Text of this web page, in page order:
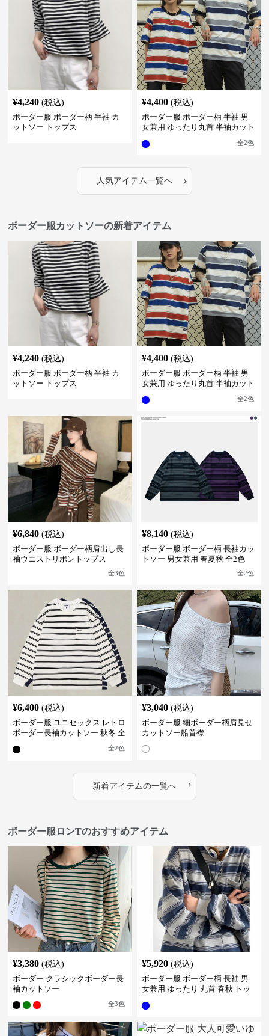
¥4,240 (税込)
ボーダー服 ボーダー柄 半袖 カ
ットソー トップス
¥4,400 (税込)
ボーダー服 ボーダー柄 半袖 男
女兼用 ゆったり丸首 半袖カット
全2色
人気アイテム一覧へ ›
ボーダー服カットソーの新着アイテム
¥4,240 (税込)
ボーダー服 ボーダー柄 半袖 カ
ットソー トップス
¥4,400 (税込)
ボーダー服 ボーダー柄 半袖 男
女兼用 ゆったり丸首 半袖カット
全2色
¥6,840 (税込)
ボーダー服 ボーダー柄肩出し長
袖ウエストリボントップス
全3色
¥8,140 (税込)
ボーダー服 ボーダー柄 長袖カッ
トソー 男女兼用 春夏秋 全2色
全2色
¥6,400 (税込)
ボーダー服 ユニセックス レトロ
ボーダー長袖カットソー 秋冬 全
全2色
¥3,040 (税込)
ボーダー服 細ボーダー柄肩見せ
カットソー船首襟
新着アイテムの一覧へ ›
ボーダー服ロンTのおすすめアイテム
¥3,380 (税込)
ボーダー クラシックボーダー長
袖カットソー
全3色
¥5,920 (税込)
ボーダー服 ボーダー柄 長袖 男
女兼用 ゆったり 丸首 春秋 トッ